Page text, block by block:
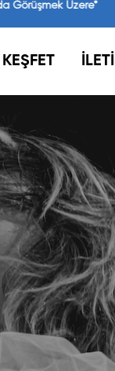
Görüşmek Üzere*
KEŞFET